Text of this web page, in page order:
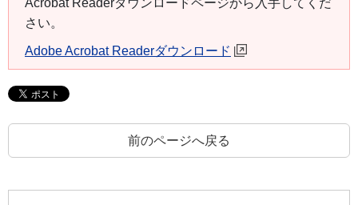
さい。
Adobe Acrobat Readerダウンロード
前のページへ戻る